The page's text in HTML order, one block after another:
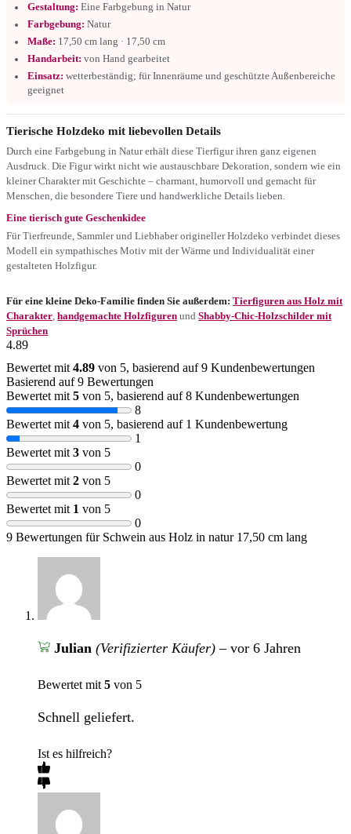
Gestaltung: Eine Farbgebung in Natur
Farbgebung: Natur
Maße: 17,50 cm lang · 17,50 cm
Handarbeit: von Hand gearbeitet
Einsatz: wetterbeständig; für Innenräume und geschützte Außenbereiche
geeignet
Tierische Holzdeko mit liebevollen Details
Durch eine Farbgebung in Natur erhält diese Tierfigur ihren ganz eigenen
Ausdruck. Die Figur wirkt nicht wie austauschbare Dekoration, sondern wie ein
kleiner Charakter mit Geschichte – charmant, humorvoll und gemacht für
Menschen, die besondere Tiere und handwerkliche Details lieben.
Eine tierisch gute Geschenkidee
Für Tierfreunde, Sammler und Liebhaber origineller Holzdeko verbindet dieses
Modell ein sympathisches Motiv mit der Wärme und Individualität einer
gestalteten Holzfigur.
Für eine kleine Deko-Familie finden Sie außerdem: Tierfiguren aus Holz mit
Charakter handgemachte Holzfiguren und Shabby-Chic-Holzschilder mit
Sprüchen
4.89
Bewertet mit 4.89 von 5, basierend auf9 Kundenbewertungen
Basierend auf 9 Bewertungen
Bewertet mit 5 von 5, basierend auf8 Kundenbewertungen
8
Bewertet mit 4 von 5, basierend auf 1 Kundenbewertung
1
Bewertet mit 3 von 5
0
Bewertet mit 2 von 5
0
Bewertet mit 1 von 5
0
9 Bewertungen für Schwein aus Holz in natur 17,50 cm lang
Julian (Verifizierter Käufer) – vor 6 Jahren
Bewertet mit 5 von 5
Schnell geliefert.
Ist es hilfreich?